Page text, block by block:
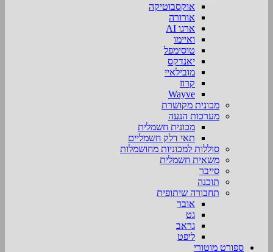
אוקסבוטיקה
אורורה
ארגו AI
ואיימו
טוסימפל
יאנדקס
מובילאיי
קרוז
Wayve
מכונית מקושרת
מערכות הנעה
מכונית חשמלית
תאי דלק חשמליים
סוללות למכוניות מחושמלות
משאית חשמלית
סייבר
תוכנה
תחבורה שיתופית
אובר
גט
גראב
ליפט
ספורט מוטורי